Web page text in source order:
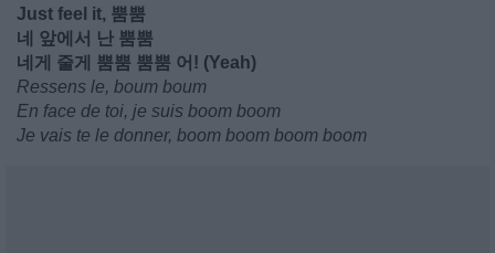
Just feel it, 뿜뿜
네 앞에서 난 뿜뿜
네게 줄게 뿜뿜 뿜뿜 어! (Yeah)
Ressens le, boum boum
En face de toi, je suis boom boom
Je vais te le donner, boom boom boom boom